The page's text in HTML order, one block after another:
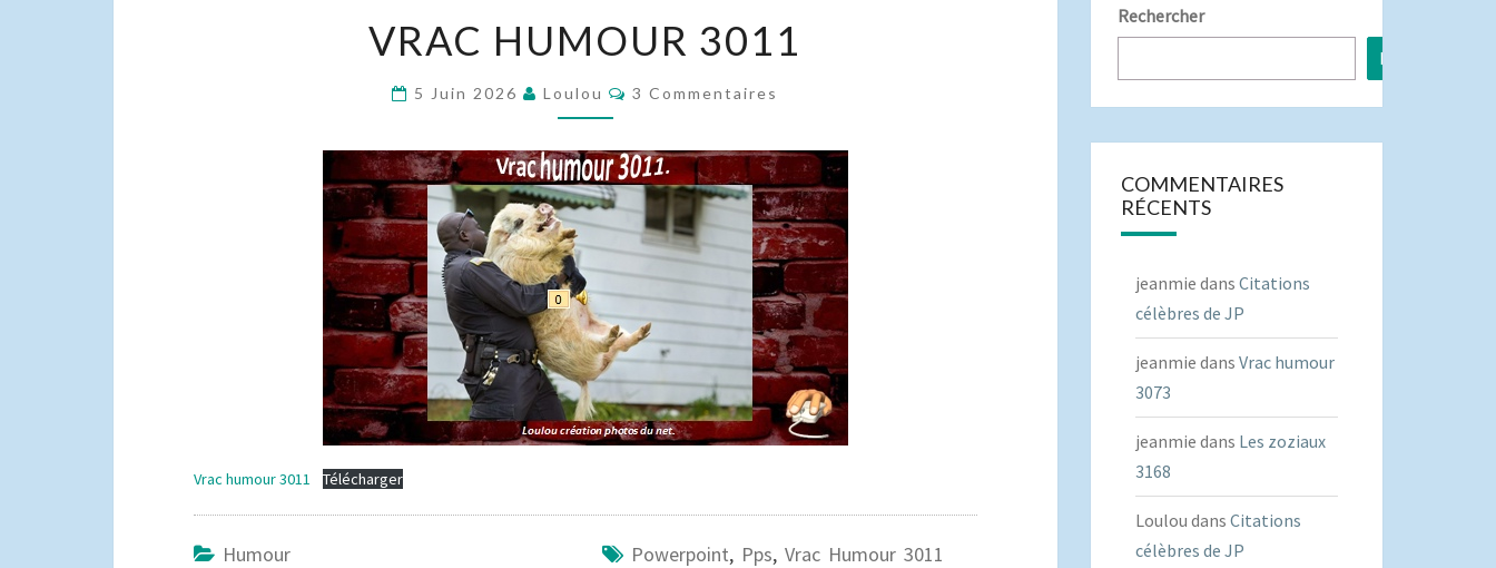
HUMOUR
VRAC HUMOUR 3011
5 Juin 2026 Loulou Commentaires
3 Commentaires
Vrac humour 3011 Télécharger
Humour Powerpoint, Pps, Vrac Humour 3011
Rechercher
Rechercher
COMMENTAIRES
RÉCENTS
jeanmie dans Citations
célèbres de JP
jeanmie dans Vrac humour
3073
jeanmie dans Les zoziaux
3168
Loulou dans Citations
célèbres de JP